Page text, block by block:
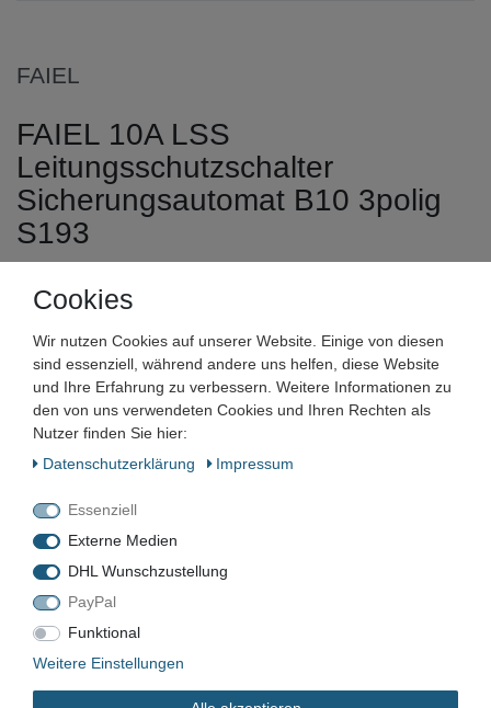
FAIEL
FAIEL 10A LSS
Leitungsschutzschalter
Sicherungsautomat B10 3polig
S193
Barcode:
Neu
2,49 EUR
Inhalt1Stück
Cookies
Wir nutzen Cookies auf unserer Website. Einige von diesen
sind essenziell, während andere uns helfen, diese Website
und Ihre Erfahrung zu verbessern. Weitere Informationen zu
den von uns verwendeten Cookies und Ihren Rechten als
Nutzer finden Sie hier:
Daten­schutz­erklärung
Impressum
Essenziell
Externe Medien
DHL Wunschzustellung
PayPal
Funktional
Weitere Einstellungen